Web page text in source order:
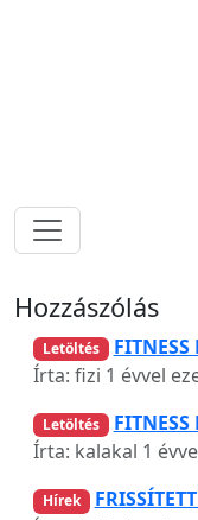
Hozzászólás
Letöltés
FITNESS
Írta: fizi 1 évvel
Letöltés
FITNESS
Írta: kalakal 1
Hírek